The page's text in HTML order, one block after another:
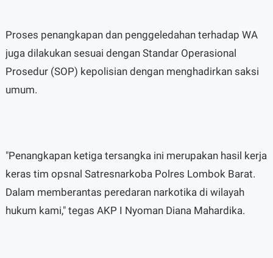
Proses penangkapan dan penggeledahan terhadap WA
juga dilakukan sesuai dengan Standar Operasional
Prosedur (SOP) kepolisian dengan menghadirkan saksi
umum.
"Penangkapan ketiga tersangka ini merupakan hasil kerja
keras tim opsnal Satresnarkoba Polres Lombok Barat.
Dalam memberantas peredaran narkotika di wilayah
hukum kami," tegas AKP I Nyoman Diana Mahardika.